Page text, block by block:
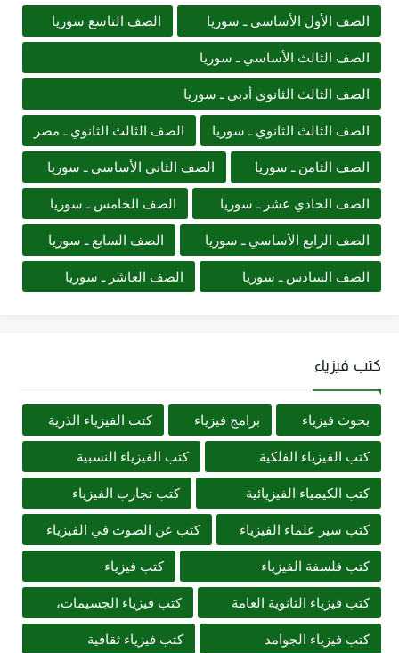
الصف الأول الأساسي ـ سوريا الصف التاسع سوريا
الصف الثالث الأساسي ـ سوريا
الصف الثالث الثانوي أدبي ـ سوريا
الصف الثالث الثانوي ـ سوريا الصف الثالث الثانوي ـ مصر
الصف الثامن ـ سوريا الصف الثاني الأساسي ـ سوريا
الصف الحادي عشر ـ سوريا الصف الخامس ـ سوريا
الصف الرابع الأساسي ـ سوريا الصف السابع ـ سوريا
الصف السادس ـ سوريا الصف العاشر ـ سوريا
كتب فيزياء
بحوث فيزياء برامج فيزياء كتب الفيزياء الذرية
كتب الفيزياء الفلكية كتب الفيزياء النسبية
كتب الكيمياء الفيزيائية كتب تجارب الفيزياء
كتب سير علماء الفيزياء كتب عن الصوت في الفيزياء
كتب فلسفة الفيزياء كتب فيزياء
كتب فيزياء الثانوية العامة كتب فيزياء الجسيمات،
كتب فيزياء الجوامد كتب فيزياء ثقافية